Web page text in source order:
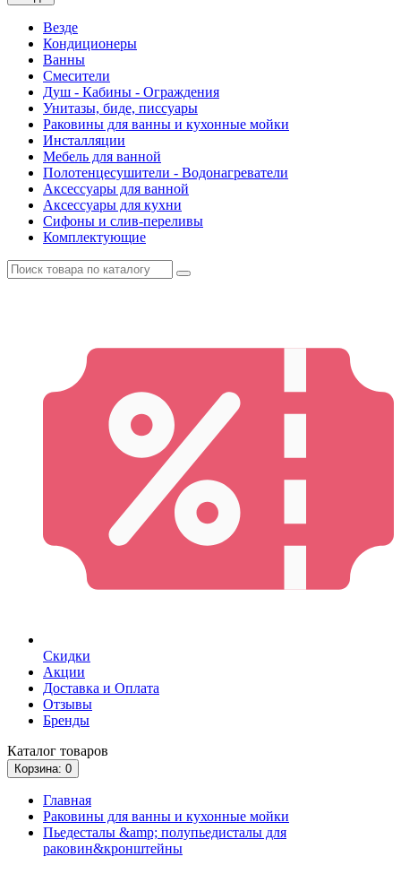
Везде
Кондиционеры
Ванны
Смесители
Душ - Кабины - Ограждения
Унитазы, биде, писсуары
Раковины для ванны и кухонные мойки
Инсталляции
Мебель для ванной
Полотенцесушители - Водонагреватели
Аксессуары для ванной
Аксессуары для кухни
Сифоны и слив-переливы
Комплектующие
Скидки
Акции
Доставка и Оплата
Отзывы
Бренды
Каталог товаров
Корзина: 0
Главная
Раковины для ванны и кухонные мойки
Пьедесталы &amp; полупьедисталы для
раковин&кронштейны